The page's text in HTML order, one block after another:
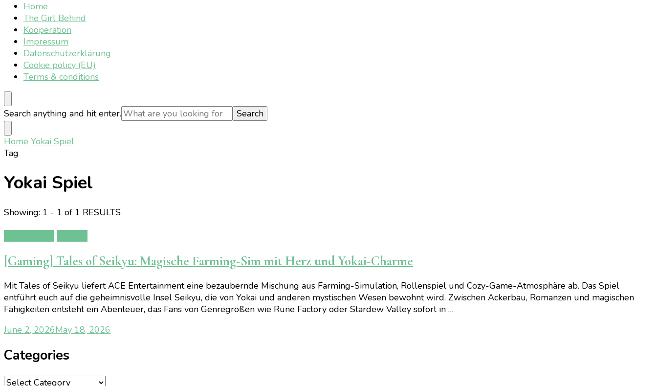
Home
The Girl Behind
Kooperation
Impressum
Datenschutzerklärung
Cookie policy (EU)
Terms & conditions
Looking
for
Something?
Search anything and hit enter.
Home Yokai Spiel
Tag
Yokai Spiel
Showing: 1 - 1 of 1 RESULTS
[Gaming] Tales of Seikyu: Magische Farming-Sim mit Herz und Yokai-Charme
Mit Tales of Seikyu liefert ACE Entertainment eine bezaubernde Mischung aus Farming-Simulation, Rollenspiel und Cozy-Game-Atmosphäre ab. Das Spiel
entführt euch auf die geheimnisvolle Insel Seikyu, die von Yokai und anderen mystischen Wesen bewohnt wird. Zwischen Ackerbau, Romanzen und magischen
Fähigkeiten entsteht ein Abenteuer, das Fans von Genregrößen wie Rune Factory oder Stardew Valley sofort in …
June 2, 2026May 18, 2026
Categories
Categories